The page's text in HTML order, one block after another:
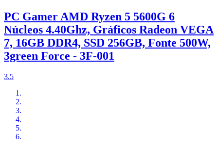
PC Gamer AMD Ryzen 5 5600G 6
Núcleos 4.40Ghz, Gráficos Radeon VEGA
7, 16GB DDR4, SSD 256GB, Fonte 500W,
3green Force - 3F-001
3.5